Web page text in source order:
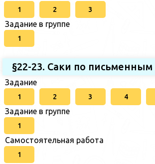
1 2 3
Задание в группе
1
§22-23. Саки по
Задание
1 2 3 4
Задание в группе
1
Самостоятельная работа
1